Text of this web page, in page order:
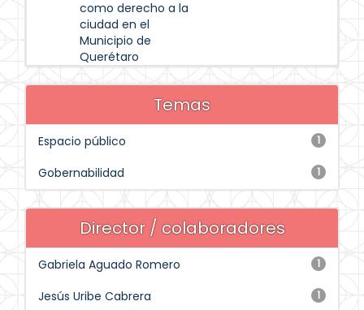
como derecho a la
ciudad en el
Municipio de
Querétaro
Temas
1
Espacio público
1
Gobernabilidad
Director / colaboradores
1
Gabriela Aguado Romero
1
Jesús Uribe Cabrera